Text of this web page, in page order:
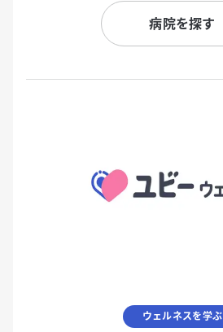
病院を探す
ウェルネスを学ぶ